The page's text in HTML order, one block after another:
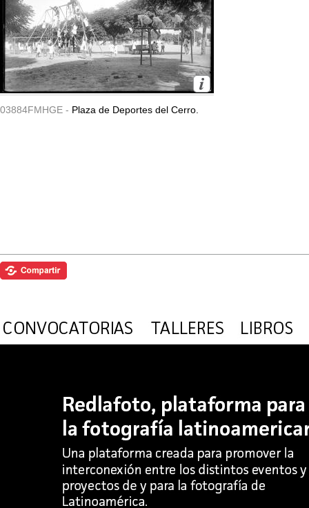
03884FMHGE - Plaza de Deportes del Cerro.